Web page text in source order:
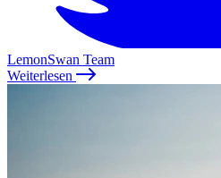
LemonSwan Team
Weiterlesen